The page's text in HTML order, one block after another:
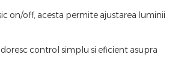
on/off, acesta permite ajustarea luminii
control simplu si eficient asupra